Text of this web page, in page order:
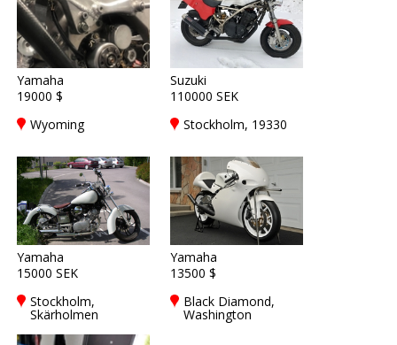
Yamaha
19000 $
Wyoming
Suzuki
110000 SEK
Stockholm, 19330
Yamaha
15000 SEK
Stockholm,
Skärholmen
Yamaha
13500 $
Black Diamond,
Washington